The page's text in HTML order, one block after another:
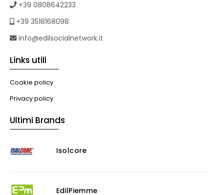
+39 0808642233
+39 3518168098
info@edilsocialnetwork.it
Links utili
Cookie policy
Privacy policy
Ultimi Brands
Isolcore
EdilPiemme